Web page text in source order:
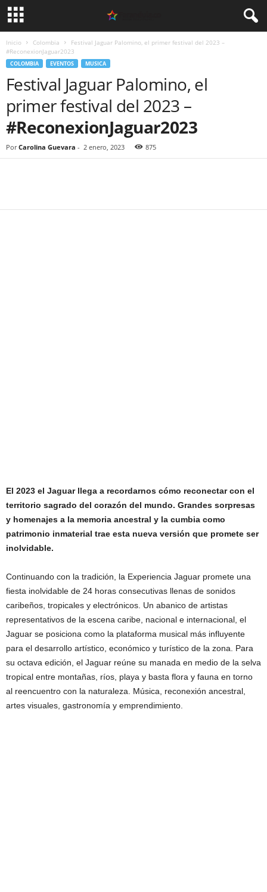
Inicio Colombia
Festival Jaguar Palomino, el primer festival del 2023 –
#ReconexionJaguar2023
COLOMBIA EVENTOS MUSICA
Festival Jaguar Palomino, el
primer festival del 2023 –
#ReconexionJaguar2023
Por Carolina Guevara - 2 enero, 2023 875
El 2023 el Jaguar llega a recordarnos cómo reconectar con el
territorio sagrado del corazón del mundo. Grandes sorpresas
y homenajes a la memoria ancestral y la cumbia como
patrimonio inmaterial trae esta nueva versión que promete ser
inolvidable.
Continuando con la tradición, la Experiencia Jaguar promete una
fiesta inolvidable de 24 horas consecutivas llenas de sonidos
caribeños, tropicales y electrónicos. Un abanico de artistas
representativos de la escena caribe, nacional e internacional, el
Jaguar se posiciona como la plataforma musical más influyente
para el desarrollo artístico, económico y turístico de la zona. Para
su octava edición, el Jaguar reúne su manada en medio de la selva
tropical entre montañas, ríos, playa y basta flora y fauna en torno
al reencuentro con la naturaleza. Música, reconexión ancestral,
artes visuales, gastronomía y emprendimiento.